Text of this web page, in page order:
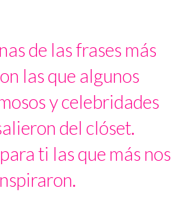
de las frases más
las que algunos
y celebridades
del clóset.
ti las que más nos